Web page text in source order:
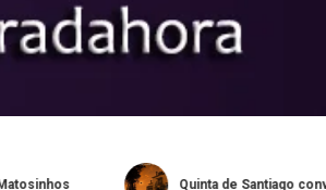
Quinta de Santiago convida a ver o